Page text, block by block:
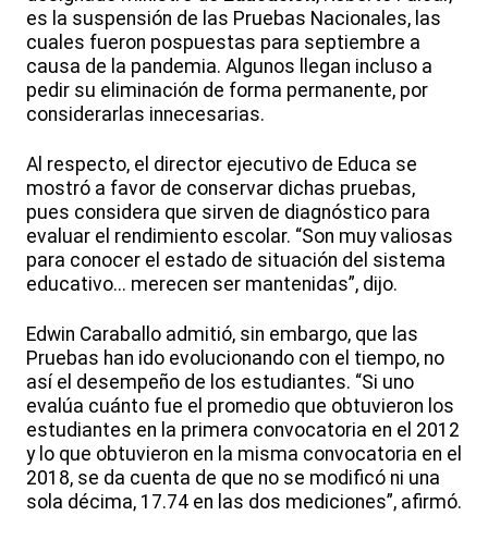
es la suspensión de las Pruebas Nacionales, las
cuales fueron pospuestas para septiembre a
causa de la pandemia. Algunos llegan incluso a
pedir su eliminación de forma permanente, por
considerarlas innecesarias.
Al respecto, el director ejecutivo de Educa se
mostró a favor de conservar dichas pruebas,
pues considera que sirven de diagnóstico para
evaluar el rendimiento escolar. “Son muy valiosas
para conocer el estado de situación del sistema
educativo... merecen ser mantenidas”, dijo.
Edwin Caraballo admitió, sin embargo, que las
Pruebas han ido evolucionando con el tiempo, no
así el desempeño de los estudiantes. “Si uno
evalúa cuánto fue el promedio que obtuvieron los
estudiantes en la primera convocatoria en el 2012
y lo que obtuvieron en la misma convocatoria en el
2018, se da cuenta de que no se modificó ni una
sola décima, 17.74 en las dos mediciones”, afirmó.